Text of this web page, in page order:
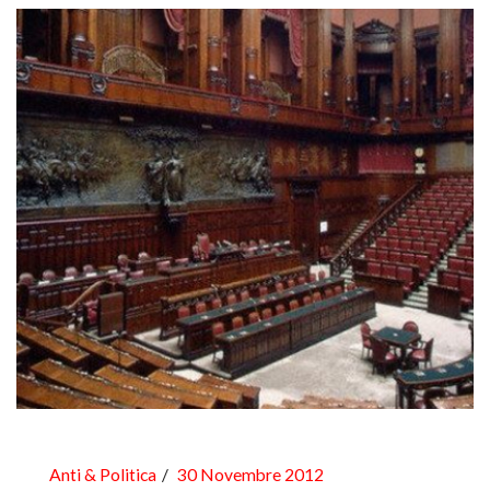
Anti & Politica 30 Novembre 2012